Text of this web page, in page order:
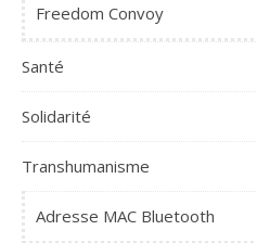
Freedom Convoy
Santé
Solidarité
Transhumanisme
Adresse MAC Bluetooth